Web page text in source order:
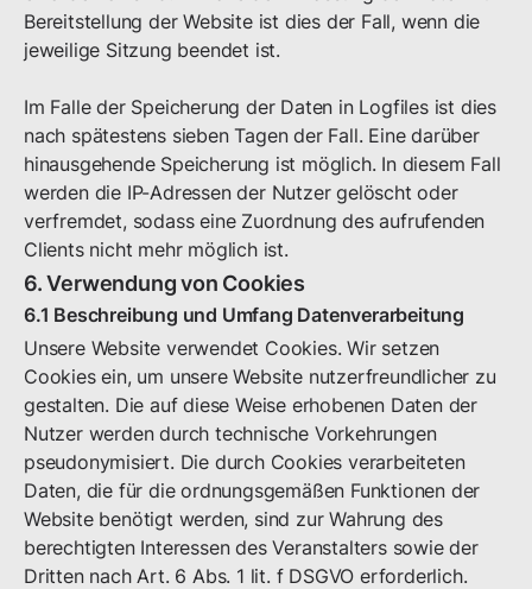
Bereitstellung der Website ist dies der Fall, wenn die
jeweilige Sitzung beendet ist.
Im Falle der Speicherung der Daten in Logfiles ist dies
nach spätestens sieben Tagen der Fall. Eine darüber
hinausgehende Speicherung ist möglich. In diesem Fall
werden die IP-Adressen der Nutzer gelöscht oder
verfremdet, sodass eine Zuordnung des aufrufenden
Clients nicht mehr möglich ist.
6. Verwendung von Cookies
6.1 Beschreibung und Umfang Datenverarbeitung
Unsere Website verwendet Cookies. Wir setzen
Cookies ein, um unsere Website nutzerfreundlicher zu
gestalten. Die auf diese Weise erhobenen Daten der
Nutzer werden durch technische Vorkehrungen
pseudonymisiert. Die durch Cookies verarbeiteten
Daten, die für die ordnungsgemäßen Funktionen der
Website benötigt werden, sind zur Wahrung des
berechtigten Interessen des Veranstalters sowie der
Dritten nach Art. 6 Abs. 1 lit. f DSGVO erforderlich.